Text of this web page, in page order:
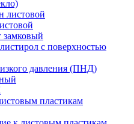
листовой
замковый
с поверхностью
давления (ПНД)
пластикам